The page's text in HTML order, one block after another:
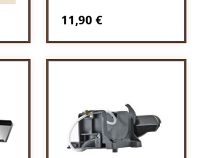
Regulärer Preis:
11,90 €